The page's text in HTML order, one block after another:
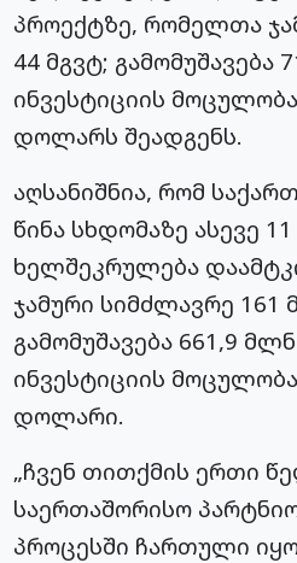
პროექტზე, რომელთა
44 მგვტ; გამომუშავება
ინვესტიციის
დოლარს შეადგენს.
აღსანიშნია, რომ
წინა სხდომაზე ასევე
ხელშეკრულება
ჯამური სიმძლავრე 161
გამომუშავება 661,9
ინვესტიციის
დოლარი.
„ჩვენ თითქმის ერთი
საერთაშორისო
პროცესში ჩართული